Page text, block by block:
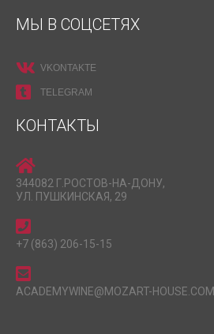
МЫ В СОЦСЕТЯХ
VKONTAKTE
TELEGRAM
КОНТАКТЫ
344082 Г.РОСТОВ-НА-ДОНУ,
УЛ. ПУШКИНСКАЯ, 29
+7 (863) 206-15-15
ACADEMYWINE@MOZART-HOUSE.COM